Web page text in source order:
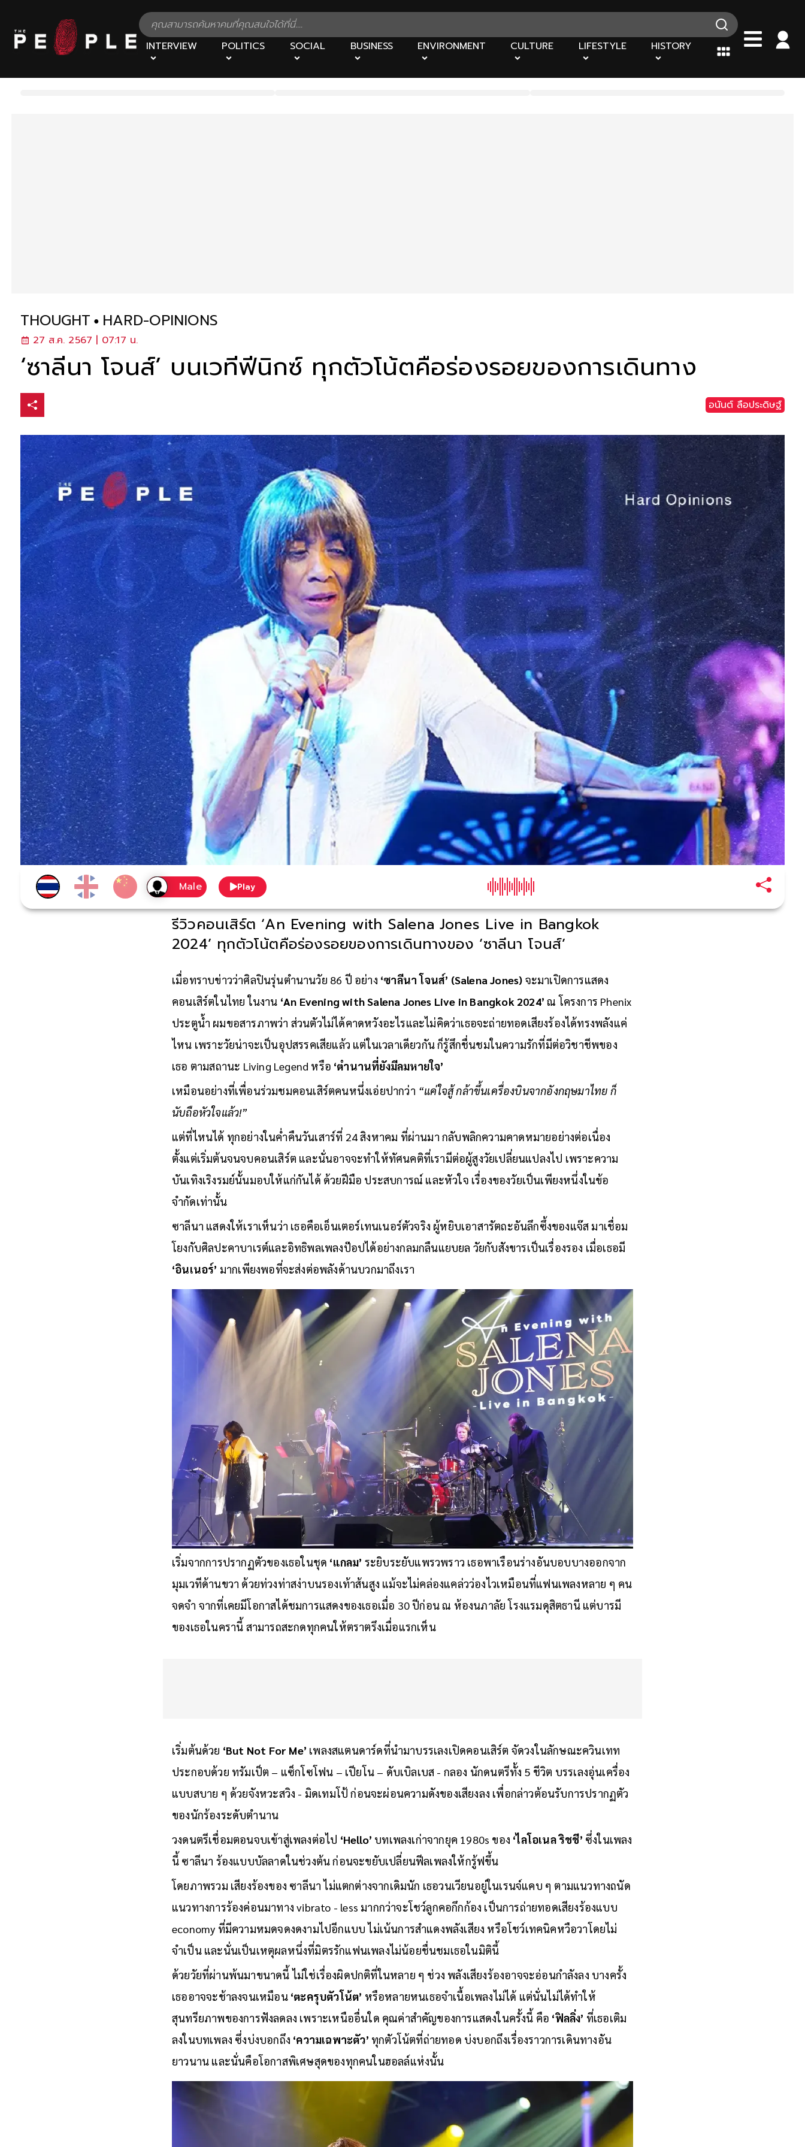
INTERVIEW POLITICS SOCIAL BUSINESS ENVIRONMENT CULTURE LIFESTYLE HISTORY
THOUGHT HARD-OPINIONS
27 ส.ค. 2567 | 07:17 น.
‘ซาลีนา โจนส์’ บนเวทีฟีนิกซ์ ทุกตัวโน้ตคือร่องรอยของการเดินทาง
อนันต์ ลือประดิษฐ์
Play
รีวิวคอนเสิร์ต ‘An Evening with Salena Jones Live in Bangkok
2024’ ทุกตัวโน้ตคือร่องรอยของการเดินทางของ ‘ซาลีนา โจนส์’
เมื่อทราบข่าวว่าศิลปินรุ่นตำนานวัย 86 ปี อย่าง ‘ซาลีนา โจนส์’ (Salena Jones) จะมาเปิดการแสดง
คอนเสิร์ตในไทย ในงาน ‘An Evening with Salena Jones Live in Bangkok 2024’ ณ โครงการ Phenix
ประตูน้ำ ผมขอสารภาพว่า ส่วนตัวไม่ได้คาดหวังอะไรและไม่คิดว่าเธอจะถ่ายทอดเสียงร้องได้ทรงพลังแค่
ไหน เพราะวัยน่าจะเป็นอุปสรรคเสียแล้ว แต่ในเวลาเดียวกัน ก็รู้สึกชื่นชมในความรักที่มีต่อวิชาชีพของ
เธอ ตามสถานะ Living Legend หรือ ‘ตำนานที่ยังมีลมหายใจ’
เหมือนอย่างที่เพื่อนร่วมชมคอนเสิร์ตคนหนึ่งเอ่ยปากว่า “แค่ใจสู้ กล้าขึ้นเครื่องบินจากอังกฤษมาไทย ก็
นับถือหัวใจแล้ว!”
แต่ที่ไหนได้ ทุกอย่างในค่ำคืนวันเสาร์ที่ 24 สิงหาคม ที่ผ่านมา กลับพลิกความคาดหมายอย่างต่อเนื่อง
ตั้งแต่เริ่มต้นจนจบคอนเสิร์ต และนั่นอาจจะทำให้ทัศนคติที่เรามีต่อผู้สูงวัยเปลี่ยนแปลงไป เพราะความ
บันเทิงเริงรมย์นั้นมอบให้แก่กันได้ ด้วยฝีมือ ประสบการณ์ และหัวใจ เรื่องของวัยเป็นเพียงหนึ่งในข้อ
จำกัดเท่านั้น
ซาลีนา แสดงให้เราเห็นว่า เธอคือเอ็นเตอร์เทนเนอร์ตัวจริง ผู้หยิบเอาสารัตถะอันลึกซึ้งของแจ๊ส มาเชื่อม
โยงกับศิลปะคาบาเรต์และอิทธิพลเพลงป๊อปได้อย่างกลมกลืนแยบยล วัยกับสังขารเป็นเรื่องรอง เมื่อเธอมี
‘อินเนอร์’ มากเพียงพอที่จะส่งต่อพลังด้านบวกมาถึงเรา
เริ่มจากการปรากฏตัวของเธอในชุด ‘แกลม’ ระยิบระยับแพรวพราว เธอพาเรือนร่างอันบอบบางออกจาก
มุมเวทีด้านขวา ด้วยท่วงท่าสง่าบนรองเท้าส้นสูง แม้จะไม่คล่องแคล่วว่องไวเหมือนที่แฟนเพลงหลาย ๆ คน
จดจำ จากที่เคยมีโอกาสได้ชมการแสดงของเธอเมื่อ 30 ปีก่อน ณ ห้องนภาลัย โรงแรมดุสิตธานี แต่บารมี
ของเธอในครานี้ สามารถสะกดทุกคนให้ตราตรึงเมื่อแรกเห็น
เริ่มต้นด้วย ‘But Not For Me’ เพลงสแตนดาร์ดที่นำมาบรรเลงเปิดคอนเสิร์ต จัดวงในลักษณะควินเทท
ประกอบด้วย ทรัมเป็ต – แซ็กโซโฟน – เปียโน – ดับเบิลเบส - กลอง นักดนตรีทั้ง 5 ชีวิต บรรเลงอุ่นเครื่อง
แบบสบาย ๆ ด้วยจังหวะสวิง - มิดเทมโป้ ก่อนจะผ่อนความดังของเสียงลง เพื่อกล่าวต้อนรับการปรากฏตัว
ของนักร้องระดับตำนาน
วงดนตรีเชื่อมตอนจบเข้าสู่เพลงต่อไป ‘Hello’ บทเพลงเก่าจากยุค 1980s ของ ‘ไลโอเนล ริชชี’ ซึ่งในเพลง
นี้ ซาลีนา ร้องแบบบัลลาดในช่วงต้น ก่อนจะขยับเปลี่ยนฟีลเพลงให้กรู้ฟขึ้น
โดยภาพรวม เสียงร้องของ ซาลีนา ไม่แตกต่างจากเดิมนัก เธอวนเวียนอยู่ในเรนจ์แคบ ๆ ตามแนวทางถนัด
แนวทางการร้องค่อนมาทาง vibrato - less มากกว่าจะโชว์ลูกคอกึกก้อง เป็นการถ่ายทอดเสียงร้องแบบ
economy ที่มีความหมดจดงดงามไปอีกแบบ ไม่เน้นการสำแดงพลังเสียง หรือโชว์เทคนิคหวือวาโดยไม่
จำเป็น และนั่นเป็นเหตุผลหนึ่งที่มิตรรักแฟนเพลงไม่น้อยชื่นชมเธอในมิตินี้
ด้วยวัยที่ผ่านพ้นมาขนาดนี้ ไม่ใช่เรื่องผิดปกติที่ในหลาย ๆ ช่วง พลังเสียงร้องอาจจะอ่อนกำลังลง บางครั้ง
เธออาจจะช้าลงจนเหมือน‘ตะครุบตัวโน้ต’ หรือหลายหนเธอจำเนื้อเพลงไม่ได้ แต่นั่นไม่ได้ทำให้
สุนทรียภาพของการฟังลดลง เพราะเหนืออื่นใด คุณค่าสำคัญของการแสดงในครั้งนี้ คือ ‘ฟิลลิ่ง’ ที่เธอเติม
ลงในบทเพลง ซึ่งบ่งบอกถึง ‘ความเฉพาะตัว’ ทุกตัวโน้ตที่ถ่ายทอด บ่งบอกถึงเรื่องราวการเดินทางอัน
ยาวนาน และนั่นคือโอกาสพิเศษสุดของทุกคนในฮอลล์แห่งนั้น